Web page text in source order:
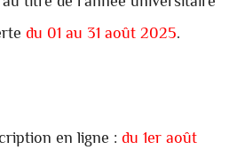
du 01 au 31 août 2025.
en ligne : du 1er août